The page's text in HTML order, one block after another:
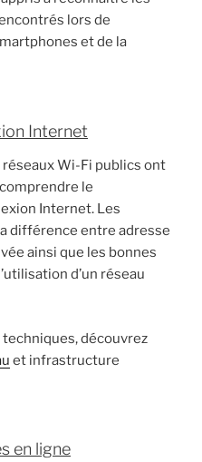
lors de
et de la
Internet
réseaux Wi-Fi publics ont
le
Internet. Les
différence entre adresse
ainsi que les bonnes
d’un réseau
découvrez
et infrastructure
en ligne